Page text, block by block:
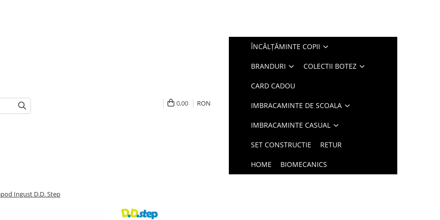
0,00 RON
ÎNCĂLȚĂMINTE COPII
BRANDURI COLECTII BOTEZ
CARD CADOU
IMBRACAMINTE DE SCOALA
IMBRACAMINTE CASUAL
SET CONSTRUCTIE RETUR
HOME BIOMECANICS
Ingust D.D. Step